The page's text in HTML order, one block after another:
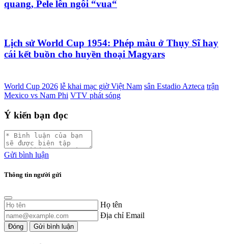
quang, Pele lên ngôi “vua“
Lịch sử World Cup 1954: Phép màu ở Thụy Sĩ hay
cái kết buồn cho huyền thoại Magyars
World Cup 2026 lễ khai mạc giờ Việt Nam sân Estadio Azteca trận
Mexico vs Nam Phi VTV phát sóng
Ý kiến bạn đọc
Gửi bình luận
Thông tin người gửi
Họ tên
Địa chỉ Email
Đóng Gửi bình luận